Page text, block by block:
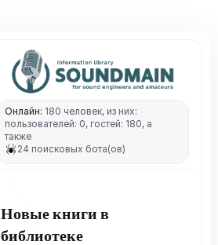
Онлайн: 180 человек, из них:
пользователей: 0, гостей: 180, а
также
24 поисковых бота(ов)
Новые книги в
библиотеке